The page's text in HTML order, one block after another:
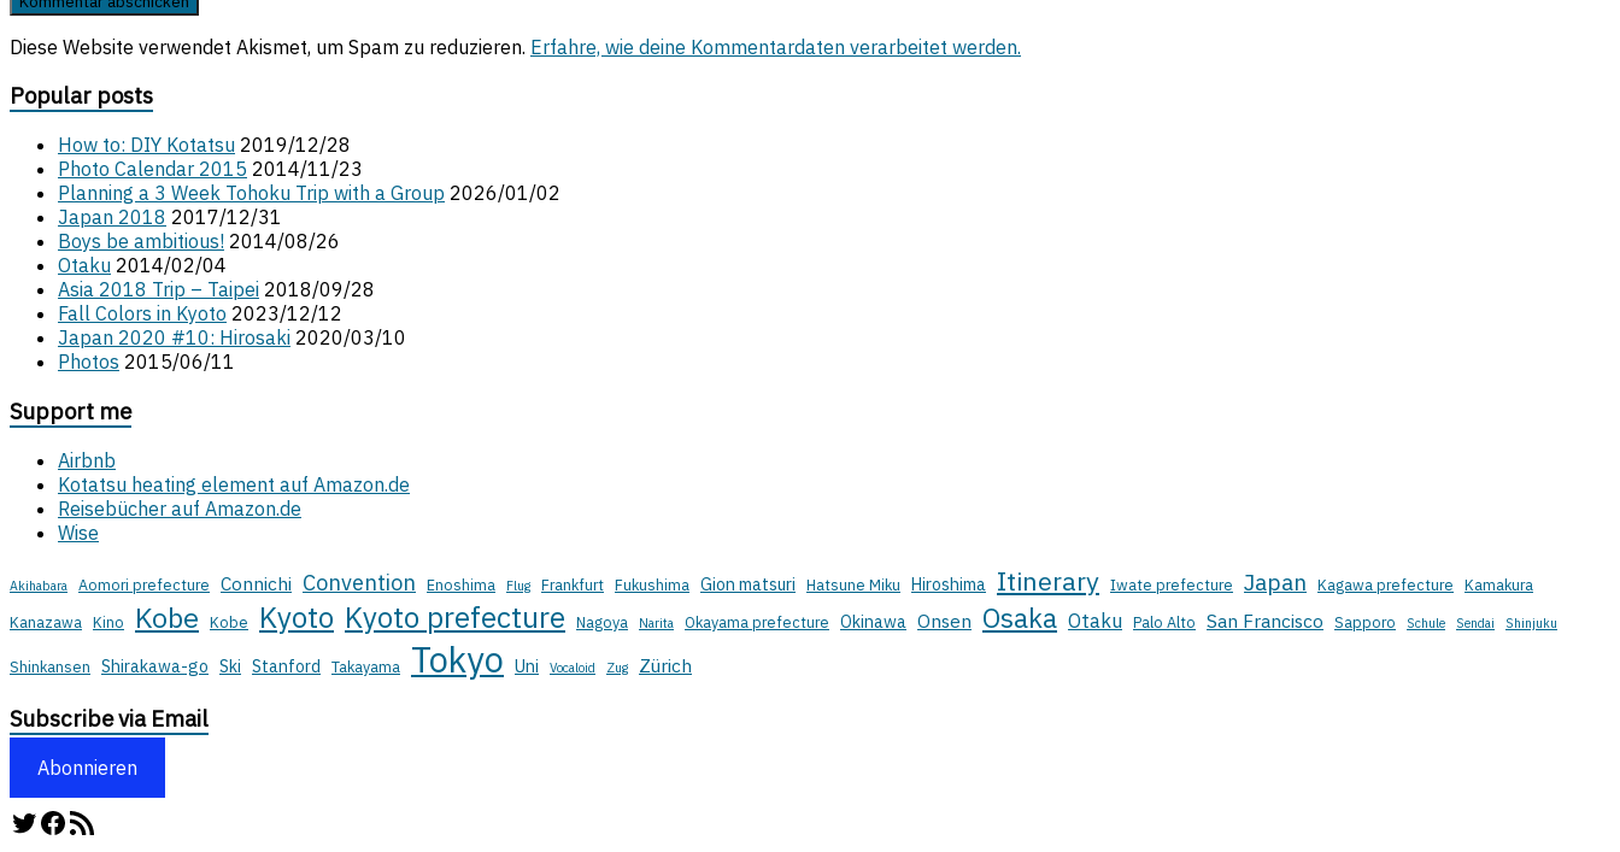
Diese Website verwendet Akismet, um Spam zu reduzieren. Erfahre, wie deine Kommentardaten verarbeitet werden.
Popular posts
How to: DIY Kotatsu 2019/12/28
Photo Calendar 2015 2014/11/23
Planning a 3 Week Tohoku Trip with a Group 2026/01/02
Japan 2018 2017/12/31
Boys be ambitious! 2014/08/26
Otaku 2014/02/04
Asia 2018 Trip – Taipei 2018/09/28
Fall Colors in Kyoto 2023/12/12
Japan 2020 #10: Hirosaki 2020/03/10
Photos 2015/06/11
Support me
Airbnb
Kotatsu heating element auf Amazon.de
Reisebücher auf Amazon.de
Wise
Akihabara Aomori prefecture Connichi Convention Enoshima Flug Frankfurt Fukushima Gion matsuri Hatsune Miku Hiroshima Itinerary Iwate prefecture Japan Kagawa prefecture
Kamakura
Kanazawa
Kino Kobe Kobe Kyoto Kyoto prefecture Nagoya Narita Okayama prefecture Okinawa Onsen Osaka Otaku Palo Alto San Francisco Sapporo Schule Sendai Shinjuku
Shinkansen Shirakawa-go Ski Stanford Takayama Tokyo Uni Vocaloid Zug Zürich
Subscribe via Email
Abonnieren
Twitter
Facebook
RSS-Feed